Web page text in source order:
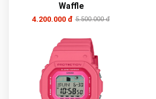
Waffle
4.200.000 đ 5.500.000 đ